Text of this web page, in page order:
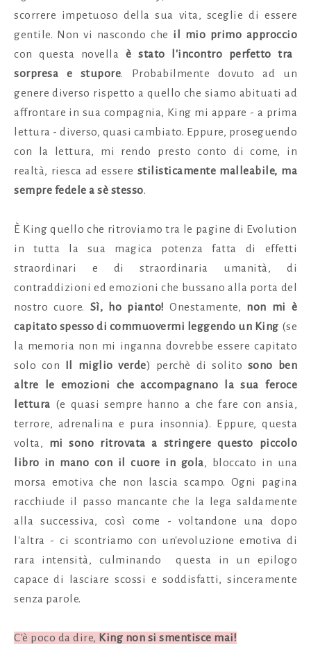
scorrere impetuoso della sua vita, sceglie di essere
gentile. Non vi nascondo che il mio primo approccio
con questa novella è stato l'incontro perfetto tra
sorpresa e stupore. Probabilmente dovuto ad un
genere diverso rispetto a quello che siamo abituati ad
affrontare in sua compagnia, King mi appare - a prima
lettura - diverso, quasi cambiato. Eppure, proseguendo
con la lettura, mi rendo presto conto di come, in
realtà, riesca ad essere stilisticamente malleabile, ma
sempre fedele a sè stesso.
È King quello che ritroviamo tra le pagine di Evolution
in tutta la sua magica potenza fatta di effetti
straordinari e di straordinaria umanità, di
contraddizioni ed emozioni che bussano alla porta del
nostro cuore. Sì, ho pianto! Onestamente, non mi è
capitato spesso di commuovermi leggendo un King (se
la memoria non mi inganna dovrebbe essere capitato
solo con
Il miglio verde) perchè di solito sono ben
altre le emozioni che accompagnano la sua feroce
lettura (e quasi sempre hanno a che fare con ansia,
terrore, adrenalina e pura insonnia). Eppure, questa
volta, mi sono ritrovata a stringere questo piccolo
libro in mano con il cuore in gola, bloccato in una
morsa emotiva che non lascia scampo. Ogni pagina
racchiude il passo mancante che la lega saldamente
alla successiva, così come - voltandone una dopo
l'altra - ci scontriamo con un'evoluzione emotiva di
rara intensità, culminando questa in un epilogo
capace di lasciare scossi e soddisfatti, sinceramente
senza parole.
C'è poco da dire, King non si smentisce mai!